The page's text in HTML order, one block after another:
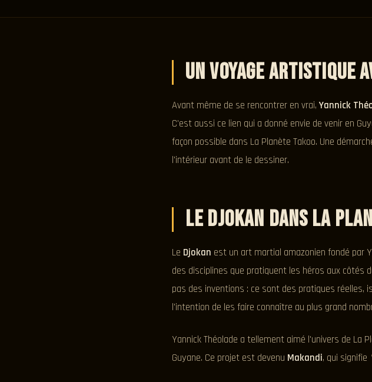
Un voyage artistique
Avant même de se rencontrer en vrai, Yannick
C'est aussi ce lien qui a donné envie de venir en
façon possible dans La Planète Takoo. Une
l'intérieur avant de le dessiner.
Le Djokan dans La
Le Djokan est un art martial amazonien fondé par
des disciplines que pratiquent les héros aux côtés
pas des inventions : ce sont des pratiques réelles,
l'intention de les faire connaître au plus grand
Yannick Théolade a tellement aimé l'univers de La
Guyane. Ce projet est devenu Makandi, qui signifie